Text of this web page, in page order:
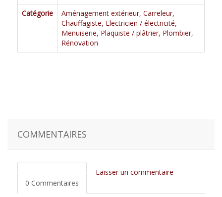
Catégorie Aménagement extérieur, Carreleur,
Chauffagiste, Electricien / électricité,
Menuiserie, Plaquiste / plâtrier, Plombier,
Rénovation
COMMENTAIRES
0 Commentaires
Laisser un commentaire